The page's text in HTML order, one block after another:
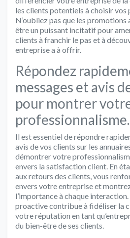
les clients potentiels à choisir vos
N’oubliez pas que les
être un puissant incitatif pour
clients à franchir le pas et à
entreprise a à offrir.
Répondez
messages et avis
pour montrer
professionnalisme.
Il est essentiel de répondre
avis de vos clients sur les
démontrer votre
envers la satisfaction client. En
aux retours des clients, vous
envers votre entreprise et
l’importance à chaque
proactive contribue à fidéliser la
votre réputation en tant
du bien-être de ses clients.